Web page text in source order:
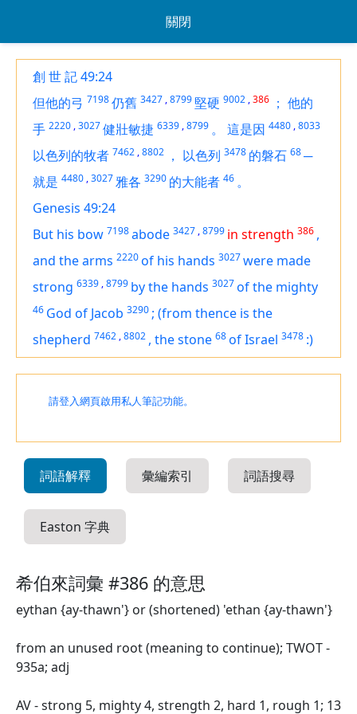
關閉
創 世 記 49:24
但他的弓 7198仍舊 3427 ,8799堅硬 9002 ,386 ； 他的
手 2220 ,3027健壯敏捷 6339 ,8799 。 這是因 4480 ,8033
以色列的牧者 7462 ,8802 ， 以色列 3478 的磐石 68─
就是 4480 ,3027雅各 3290 的大能者 46 。
Genesis 49:24
But his bow 7198abode 3427 ,8799 in strength 386 ,
and the arms 2220of his hands 3027were made
strong 6339 ,8799 by the hands 3027of the mighty
46 God of Jacob 3290 ; (from thence is the
shepherd 7462 ,8802 , the stone 68of Israel 3478 :)
請登入網頁啟用私人筆記功能。
詞語解釋 彙編索引 詞語搜尋
Easton 字典
希伯來詞彙 #386 的意思
eythan {ay-thawn'} or (shortened) 'ethan {ay-thawn'}
from an unused root (meaning to continue); TWOT -
935a; adj
AV - strong 5, mighty 4, strength 2, hard 1, rough 1; 13